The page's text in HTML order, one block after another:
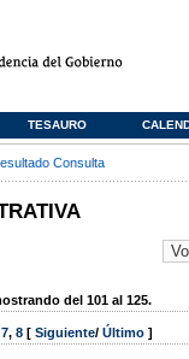
TESAURO
Consulta
del 101 al 125.
7, 8 [ Siguiente/ Último ]